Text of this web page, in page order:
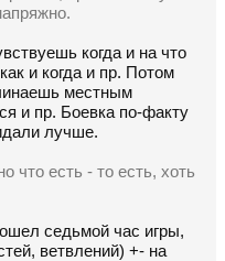
когда и на что
и когда и пр. Потом
местным
и пр. Боевка по-факту
лучше.
что есть - то есть, хоть
седьмой час игры,
ветвлений) +- на